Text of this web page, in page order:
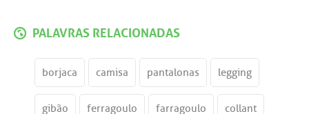
PALAVRAS RELACIONADAS
borjaca camisa pantalonas legging
gibão ferragoulo farragoulo collant